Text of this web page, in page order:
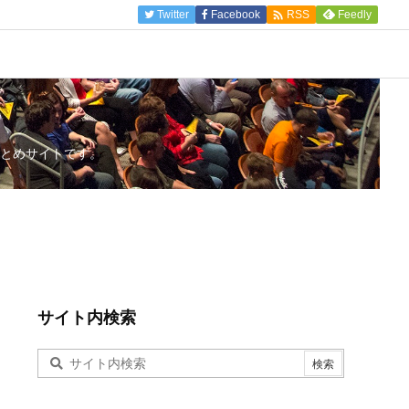
Twitter Facebook  RSS Feedly
めサイトです。
サイト内検索